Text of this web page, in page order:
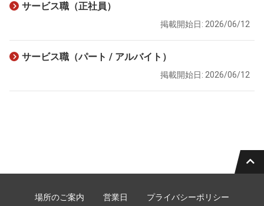
サービス職（正社員）
掲載開始日: 2026/06/12
サービス職（パート / アルバイト）
掲載開始日: 2026/06/12
場所のご案内 営業日
プライバシーポリシー